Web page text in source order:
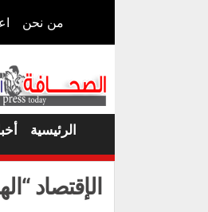
من نحن
الرئيسية
الإقتصاد